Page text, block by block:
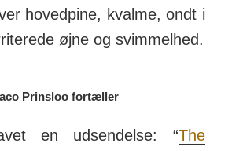
hoved­pine, kvalme, ondt i
øjne og svim­melhed.
Prinsloo fortæller
en udsendelse: “The